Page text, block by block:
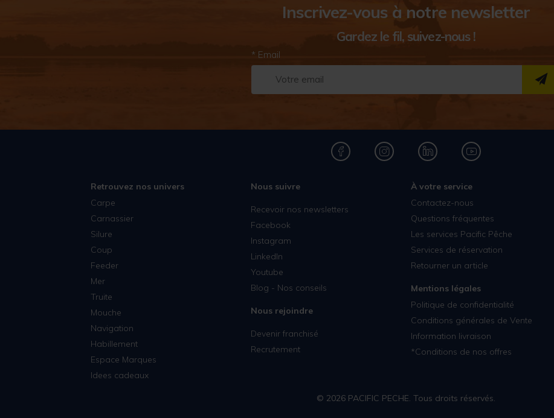
Inscrivez-vous à notre newsletter
Gardez le fil, suivez-nous !
* Email
Retrouvez nos univers
Carpe
Carnassier
Silure
Coup
Feeder
Mer
Truite
Mouche
Navigation
Habillement
Espace Marques
Idees cadeaux
Nous suivre
Recevoir nos newsletters
Facebook
Instagram
LinkedIn
Youtube
Blog - Nos conseils
Nous rejoindre
Devenir franchisé
Recrutement
À votre service
Contactez-nous
Questions fréquentes
Les services Pacific Pêche
Services de réservation
Retourner un article
Mentions légales
Politique de confidentialité
Conditions générales de Vente
Information livraison
*Conditions de nos offres
© 2026 PACIFIC PECHE. Tous droits réservés.